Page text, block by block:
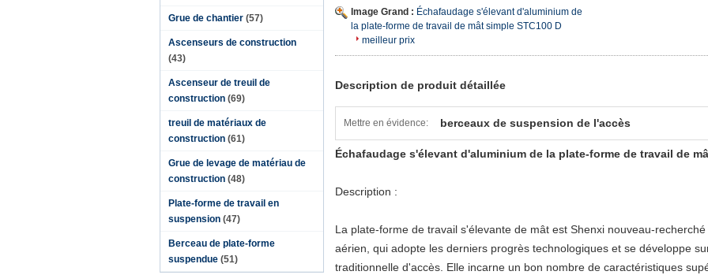
Grue de chantier (57)
Ascenseurs de construction
(43)
Ascenseur de treuil de
construction (69)
treuil de matériaux de
construction (61)
Grue de levage de matériau de
construction (48)
Plate-forme de travail en
suspension (47)
Berceau de plate-forme
suspendue (51)
Image Grand : Échafaudage s'élevant d'aluminium de
la plate-forme de travail de mât simple STC100 D
meilleur prix
Description de produit détaillée
Mettre en évidence: berceaux de suspension de l'accès
Échafaudage s'élevant d'aluminium de la plate-forme de travail de
Description :
La plate-forme de travail s'élevante de mât est Shenxi nouveau-
aérien, qui adopte les derniers progrès technologiques et se développe
traditionnelle d'accès. Elle incarne un bon nombre de caractéristiques